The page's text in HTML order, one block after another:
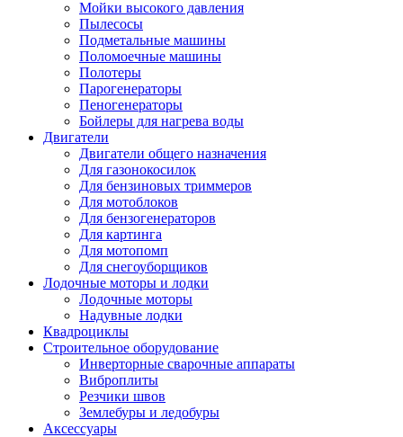
Мойки высокого давления
Пылесосы
Подметальные машины
Поломоечные машины
Полотеры
Парогенераторы
Пеногенераторы
Бойлеры для нагрева воды
Двигатели
Двигатели общего назначения
Для газонокосилок
Для бензиновых триммеров
Для мотоблоков
Для бензогенераторов
Для картинга
Для мотопомп
Для снегоуборщиков
Лодочные моторы и лодки
Лодочные моторы
Надувные лодки
Квадроциклы
Строительное оборудование
Инверторные сварочные аппараты
Виброплиты
Резчики швов
Землебуры и ледобуры
Аксессуары